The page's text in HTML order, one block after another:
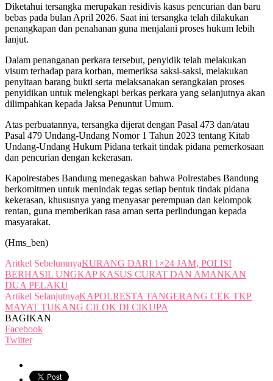
Diketahui tersangka merupakan residivis kasus pencurian dan baru
bebas pada bulan April 2026. Saat ini tersangka telah dilakukan
penangkapan dan penahanan guna menjalani proses hukum lebih
lanjut.
Dalam penanganan perkara tersebut, penyidik telah melakukan
visum terhadap para korban, memeriksa saksi-saksi, melakukan
penyitaan barang bukti serta melaksanakan serangkaian proses
penyidikan untuk melengkapi berkas perkara yang selanjutnya akan
dilimpahkan kepada Jaksa Penuntut Umum.
Atas perbuatannya, tersangka dijerat dengan Pasal 473 dan/atau
Pasal 479 Undang-Undang Nomor 1 Tahun 2023 tentang Kitab
Undang-Undang Hukum Pidana terkait tindak pidana pemerkosaan
dan pencurian dengan kekerasan.
Kapolrestabes Bandung menegaskan bahwa Polrestabes Bandung
berkomitmen untuk menindak tegas setiap bentuk tindak pidana
kekerasan, khususnya yang menyasar perempuan dan kelompok
rentan, guna memberikan rasa aman serta perlindungan kepada
masyarakat.
(Hms_ben)
Aritkel SebelumnyaKURANG DARI 1×24 JAM, POLISI
BERHASIL UNGKAP KASUS CURAT DAN AMANKAN
DUA PELAKU
Artikel SelanjutnyaKAPOLRESTA TANGERANG CEK TKP
MAYAT TUKANG CILOK DI CIKUPA
BAGIKAN
Facebook
Twitter